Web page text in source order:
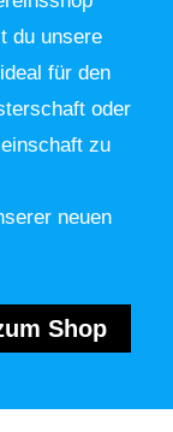
du unsere
für den
oder
zu
neuen
Shop